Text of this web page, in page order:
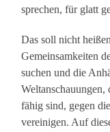
sprechen, für glatt
Das soll nicht
Gemeinsamkeiten
suchen und die
fähig sind, gegen
vereinigen. Auf